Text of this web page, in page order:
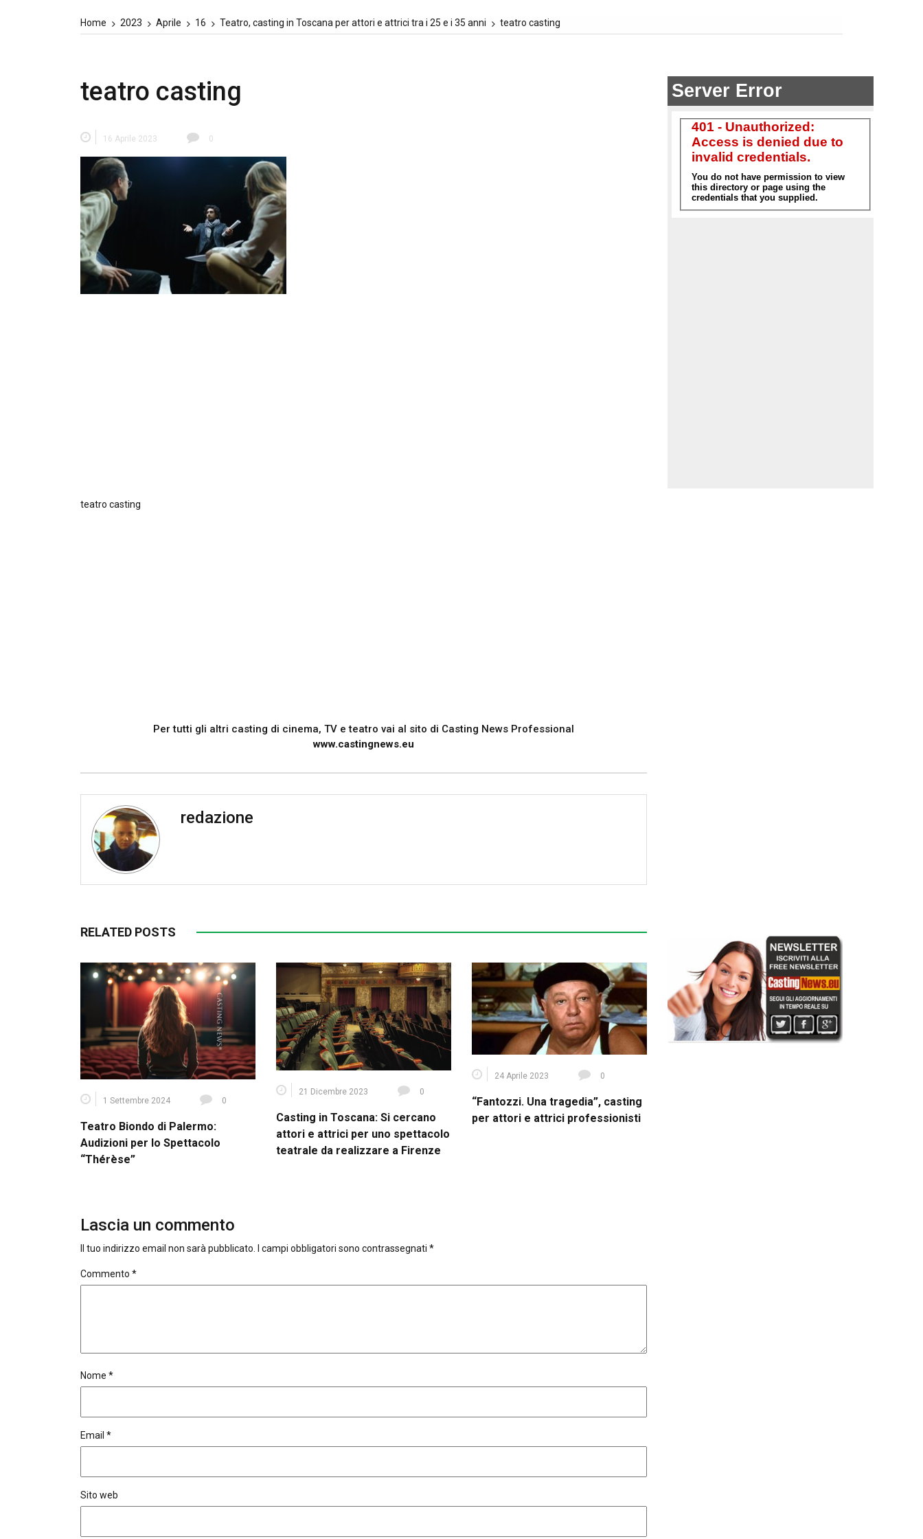
Home 2023 Aprile 16 Teatro, casting in Toscana per attori e attrici tra i 25 e i 35 anni teatro casting
teatro casting
16 Aprile 2023 0
teatro casting
Per tutti gli altri casting di cinema, TV e teatro vai al sito di Casting News Professional
www.castingnews.eu
redazione
RELATED POSTS
1 Settembre 2024 0
Teatro Biondo di Palermo:
Audizioni per lo Spettacolo
“Thérèse”
21 Dicembre 2023 0
Casting in Toscana: Si cercano
attori e attrici per uno spettacolo
teatrale da realizzare a Firenze
24 Aprile 2023 0
“Fantozzi. Una tragedia”, casting
per attori e attrici professionisti
Lascia un commento
Il tuo indirizzo email non sarà pubblicato. I campi obbligatori sono contrassegnati *
Commento *
Nome *
Email *
Sito web